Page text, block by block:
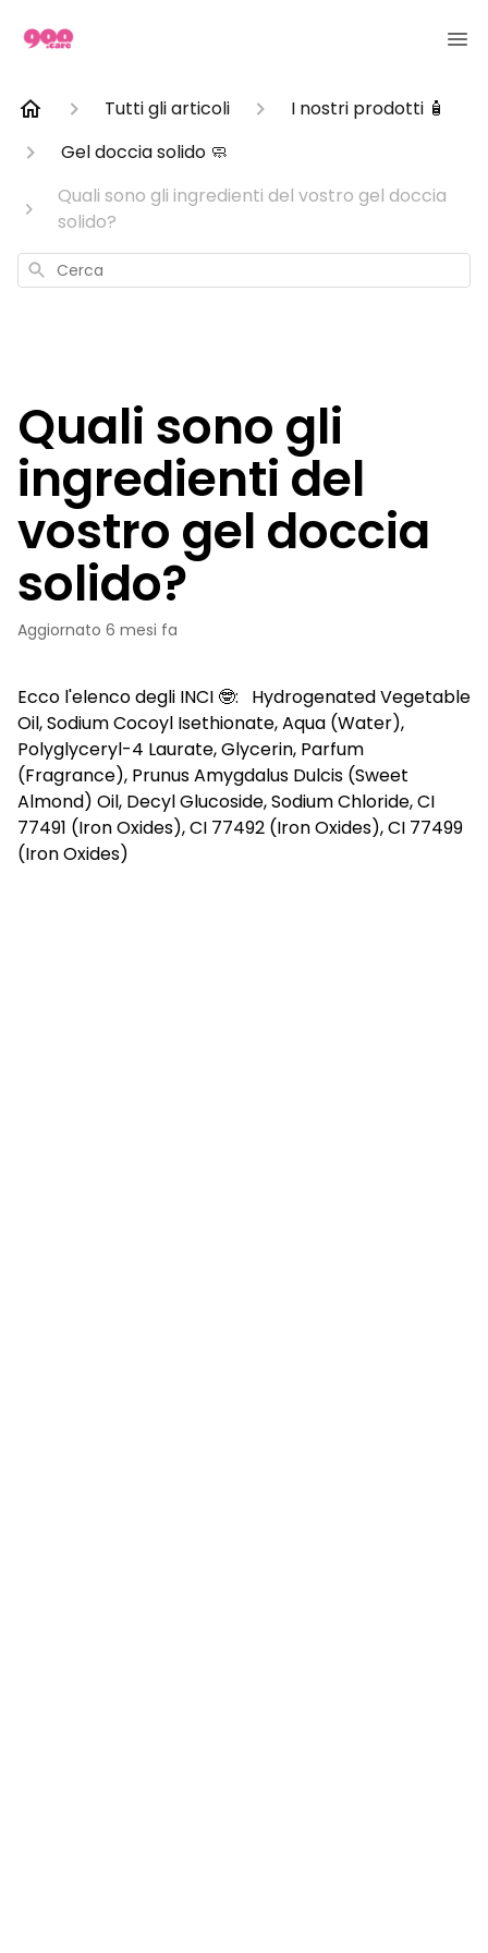
Tutti gli articoli
I nostri prodotti 🧴
Gel doccia solido 🧼
Quali sono gli ingredienti del vostro gel doccia
solido?
Cerca
Quali sono gli
ingredienti del
vostro gel doccia
solido?
Aggiornato 6 mesi fa
Ecco l'elenco degli INCI 🤓: Hydrogenated Vegetable
Oil, Sodium Cocoyl Isethionate, Aqua (Water),
Polyglyceryl-4 Laurate, Glycerin, Parfum
(Fragrance), Prunus Amygdalus Dulcis (Sweet
Almond) Oil, Decyl Glucoside, Sodium Chloride, CI
77491 (Iron Oxides), CI 77492 (Iron Oxides), CI 77499
(Iron Oxides)